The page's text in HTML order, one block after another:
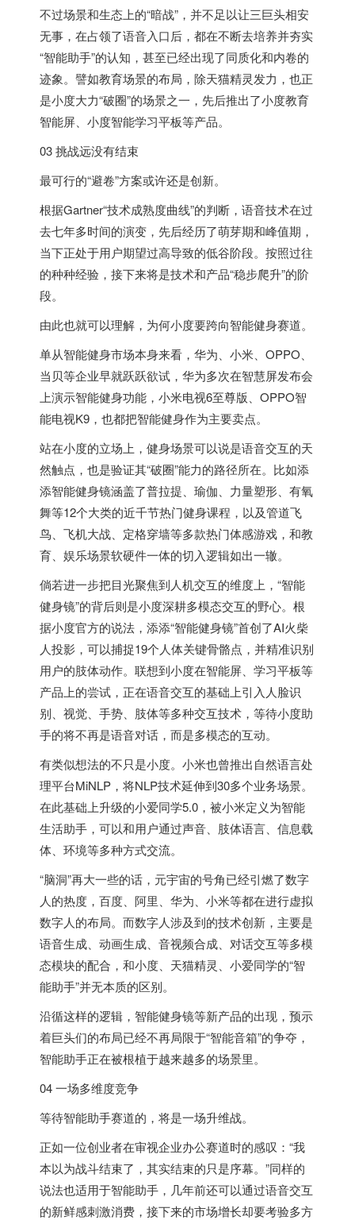
不过场景和生态上的“暗战”，并不足以让三巨头相安
无事，在占领了语音入口后，都在不断去培养并夯实
“智能助手”的认知，甚至已经出现了同质化和内卷的
迹象。譬如教育场景的布局，除天猫精灵发力，也正
是小度大力“破圈”的场景之一，先后推出了小度教育
智能屏、小度智能学习平板等产品。
03 挑战远没有结束
最可行的“避卷”方案或许还是创新。
根据Gartner“技术成熟度曲线”的判断，语音技术在过
去七年多时间的演变，先后经历了萌芽期和峰值期，
当下正处于用户期望过高导致的低谷阶段。按照过往
的种种经验，接下来将是技术和产品“稳步爬升”的阶
段。
由此也就可以理解，为何小度要跨向智能健身赛道。
单从智能健身市场本身来看，华为、小米、OPPO、
当贝等企业早就跃跃欲试，华为多次在智慧屏发布会
上演示智能健身功能，小米电视6至尊版、OPPO智
能电视K9，也都把智能健身作为主要卖点。
站在小度的立场上，健身场景可以说是语音交互的天
然触点，也是验证其“破圈”能力的路径所在。比如添
添智能健身镜涵盖了普拉提、瑜伽、力量塑形、有氧
舞等12个大类的近千节热门健身课程，以及管道飞
鸟、飞机大战、定格穿墙等多款热门体感游戏，和教
育、娱乐场景软硬件一体的切入逻辑如出一辙。
倘若进一步把目光聚焦到人机交互的维度上，“智能
健身镜”的背后则是小度深耕多模态交互的野心。根
据小度官方的说法，添添“智能健身镜”首创了AI火柴
人投影，可以捕捉19个人体关键骨骼点，并精准识别
用户的肢体动作。联想到小度在智能屏、学习平板等
产品上的尝试，正在语音交互的基础上引入人脸识
别、视觉、手势、肢体等多种交互技术，等待小度助
手的将不再是语音对话，而是多模态的互动。
有类似想法的不只是小度。小米也曾推出自然语言处
理平台MiNLP，将NLP技术延伸到30多个业务场景。
在此基础上升级的小爱同学5.0，被小米定义为智能
生活助手，可以和用户通过声音、肢体语言、信息载
体、环境等多种方式交流。
“脑洞”再大一些的话，元宇宙的号角已经引燃了数字
人的热度，百度、阿里、华为、小米等都在进行虚拟
数字人的布局。而数字人涉及到的技术创新，主要是
语音生成、动画生成、音视频合成、对话交互等多模
态模块的配合，和小度、天猫精灵、小爱同学的“智
能助手”并无本质的区别。
沿循这样的逻辑，智能健身镜等新产品的出现，预示
着巨头们的布局已经不再局限于“智能音箱”的争夺，
智能助手正在被根植于越来越多的场景里。
04 一场多维度竞争
等待智能助手赛道的，将是一场升维战。
正如一位创业者在审视企业办公赛道时的感叹：“我
本以为战斗结束了，其实结束的只是序幕。”同样的
说法也适用于智能助手，几年前还可以通过语音交互
的新鲜感刺激消费，接下来的市场增长却要考验多方